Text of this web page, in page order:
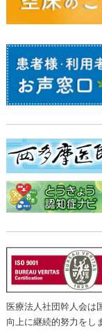
医療法人社団幹人会は
向上に継続的努力をし